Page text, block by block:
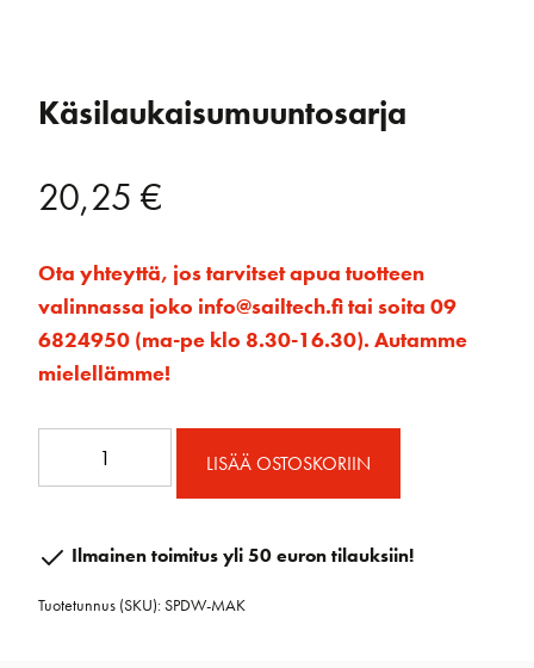
Käsilaukaisumuuntosarja
20,25 €
Ota yhteyttä, jos tarvitset apua tuotteen
valinnassa joko info@sailtech.fi tai soita 09
6824950 (ma-pe klo 8.30-16.30). Autamme
mielellämme!
LISÄÄ OSTOSKORIIN
Ilmainen toimitus yli 50 euron tilauksiin!
Tuotetunnus (SKU):SPDW-MAK